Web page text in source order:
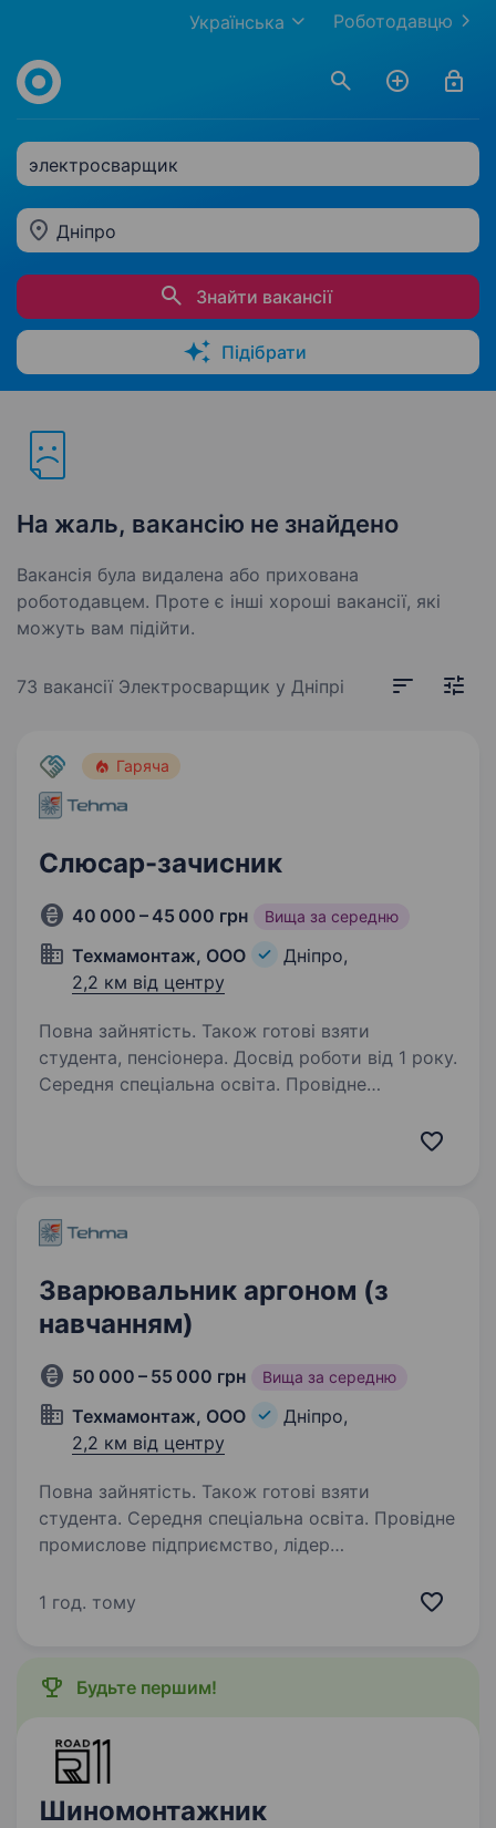
Роботодавцю
Українська
электросварщик
Дніпро
Знайти вакансії
Підібрати
На жаль, вакансію не знайдено
Вакансія була видалена або прихована
роботодавцем. Проте є інші хороші вакансії, які
можуть вам підійти.
73 вакансії Электросварщик у Дніпрі
Гаряча
Слюсар-зачисник
40 000 – 45 000 грн Вища за середню
Техмамонтаж, ООО
Дніпро,
2,2 км від центру
Повна зайнятість. Також готові взяти
студента, пенсіонера. Досвід роботи від 1 року.
Середня спеціальна освіта. Провідне
у виробництві професійного технологічного,
об'єктів. Ми на ринку 23 роки і залишаємося…
Зварювальник аргоном (з
навчанням)
50 000 – 55 000 грн Вища за середню
Техмамонтаж, ООО
Дніпро,
2,2 км від центру
Повна зайнятість. Також готові взяти
студента. Середня спеціальна освіта. Провідне
промислове підприємство, лідер
торговельного та холодильного обладнання
1 год. тому
Будьте першим!
Шиномонтажник